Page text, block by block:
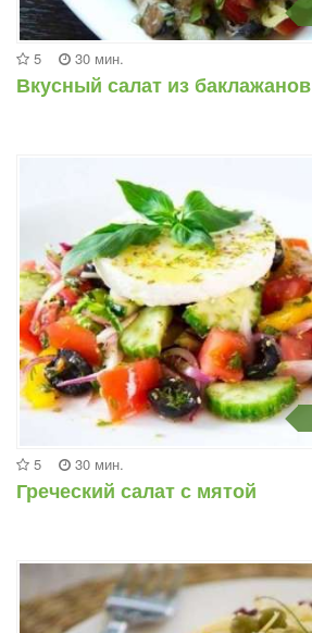
5 30 мин.
Вкусный салат из баклажанов
5 30 мин.
Греческий салат с мятой